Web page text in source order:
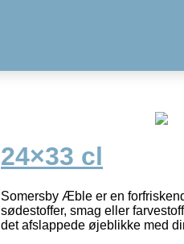
24×33 cl
Somersby Æble er en
sødestoffer, smag eller
det afslappede øjeblikke med